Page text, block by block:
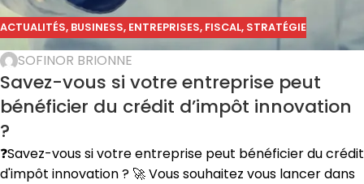
ACTUALITÉS, BUSINESS, ENTREPRISES, FISCAL, STRATÉGIE
SOFINOR BRIONNE
Savez-vous si votre entreprise peut
bénéficier du crédit d’impôt innovation
?
❓Savez-vous si votre entreprise peut bénéficier du crédit
d'impôt innovation ? 🚀 Vous souhaitez vous lancer dans